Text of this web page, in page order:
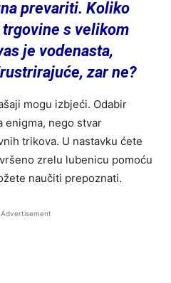
prevariti. Koliko
s velikom
je vodenasta,
zar ne?
mogu izbjeći. Odabir
enigma, nego stvar
trikova. U nastavku ćete
zrelu lubenicu pomoću
naučiti prepoznati.